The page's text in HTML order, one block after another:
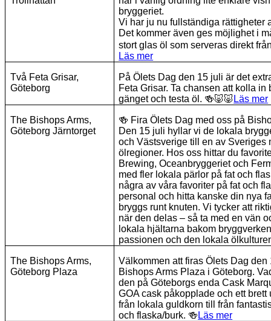
bryggeriet.
Vi har ju nu fullständiga rättigheter
Det kommer även ges möjlighet i
stort glas öl som serveras direkt
Läs mer
Två Feta Grisar,
Göteborg
På Ölets Dag den 15 juli är det
Feta Grisar. Ta chansen att kolla
gänget och testa öl. 🍻🐷🐷 Läs mer
The Bishops Arms,
Göteborg Järntorget
🍻 Fira Ölets Dag med oss på
Den 15 juli hyllar vi de lokala
och Västsverige till en av Sveriges
ölregioner. Hos oss hittar du
Brewing, Oceanbryggeriet och
med fler lokala pärlor på fat och
några av våra favoriter på fat och
personal och hitta kanske din nya
bryggs runt knuten. Vi tycker att
när den delas – så ta med en vän
lokala hjältarna bakom
passionen och den lokala
The Bishops Arms,
Göteborg Plaza
Välkommen att firas Ölets Dag
Bishops Arms Plaza i Göteborg.
den på Göteborgs enda Cask
GOA cask påkopplade och ett
från lokala guldkorn till från
och flaska/burk. 🍻 Läs mer